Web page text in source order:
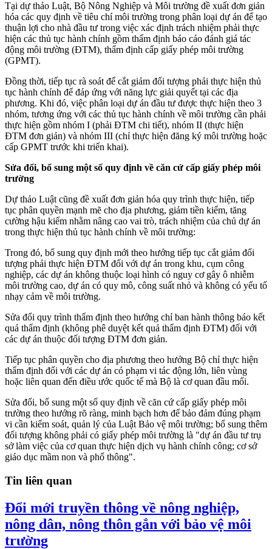
Tại dự thảo Luật, Bộ Nông Nghiệp và Môi trường đề xuất đơn giản
hóa các quy định về tiêu chí môi trường trong phân loại dự án để tạo
thuận lợi cho nhà đầu tư trong việc xác định trách nhiệm phải thực
hiện các thủ tục hành chính gồm thẩm định báo cáo đánh giá tác
động môi trường (ĐTM), thẩm định cấp giấy phép môi trường
(GPMT).
Đồng thời, tiếp tục rà soát để cắt giảm đối tượng phải thực hiện thủ
tục hành chính để đáp ứng với năng lực giải quyết tại các địa
phương. Khi đó, việc phân loại dự án đầu tư được thực hiện theo 3
nhóm, tương ứng với các thủ tục hành chính về môi trường cần phải
thực hiện gồm nhóm I (phải ĐTM chi tiết), nhóm II (thực hiện
ĐTM đơn giản) và nhóm III (chỉ thực hiện đăng ký môi trường hoặc
cấp GPMT trước khi triển khai).
Sửa đổi, bổ sung một số quy định về căn cứ cấp giấy phép môi
trường
Dự thảo Luật cũng đề xuất đơn giản hóa quy trình thực hiện, tiếp
tục phân quyền mạnh mẽ cho địa phương, giảm tiền kiểm, tăng
cường hậu kiểm nhằm nâng cao vai trò, trách nhiệm của chủ dự án
trong thực hiện thủ tục hành chính về môi trường:
Trong đó, bổ sung quy định mới theo hướng tiếp tục cắt giảm đối
tượng phải thực hiện ĐTM đối với dự án trong khu, cụm công
nghiệp, các dự án không thuộc loại hình có nguy cơ gây ô nhiễm
môi trường cao, dự án có quy mô, công suất nhỏ và không có yếu tố
nhạy cảm về môi trường.
Sửa đổi quy trình thẩm định theo hướng chỉ ban hành thông báo kết
quả thẩm định (không phê duyệt kết quả thẩm định ĐTM) đối với
các dự án thuộc đối tượng ĐTM đơn giản.
Tiếp tục phân quyền cho địa phương theo hướng Bộ chỉ thực hiện
thẩm định đối với các dự án có phạm vi tác động lớn, liên vùng
hoặc liên quan đến điều ước quốc tế mà Bộ là cơ quan đầu mối.
Sửa đổi, bổ sung một số quy định về căn cứ cấp giấy phép môi
trường theo hướng rõ ràng, minh bạch hơn để bảo đảm đúng phạm
vi cần kiểm soát, quản lý của Luật Bảo vệ môi trường; bổ sung thêm
đối tượng không phải có giấy phép môi trường là "dự án đầu tư trụ
sở làm việc của cơ quan thực hiện dịch vụ hành chính công; cơ sở
giáo dục mầm non và phổ thông".
Tin liên quan
Đổi mới truyền thông về nông nghiệp,
nông dân, nông thôn gắn với bảo vệ môi
trường